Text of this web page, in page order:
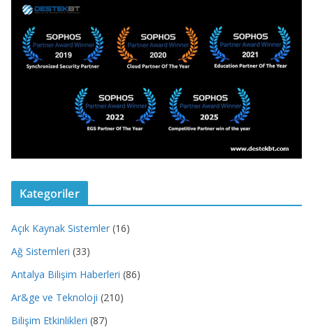
Kategoriler
Açık Kaynak Sistemler (16)
Ağ Sistemleri (33)
Antalya Bilişim Haberleri (86)
Ar&ge ve Teknoloji (210)
Bilişim Etkinlikleri (87)